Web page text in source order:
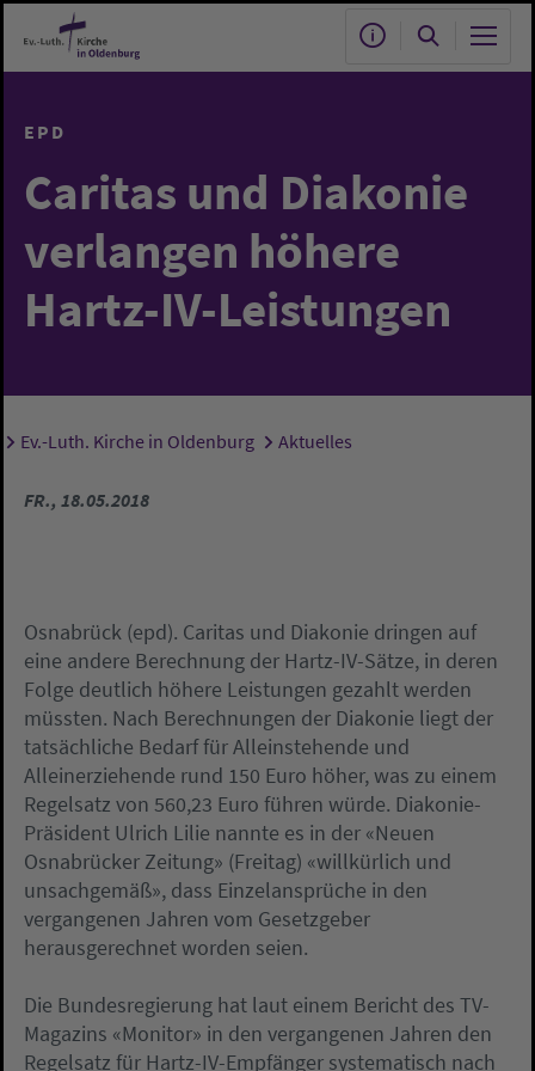
Zum Hauptinhalt springen
EPD
Caritas und Diakonie
verlangen höhere
Hartz-IV-Leistungen
Sie sind hier:
Ev.-Luth. Kirche in Oldenburg Aktuelles
FR., 18.05.2018
Osnabrück (epd). Caritas und Diakonie dringen auf
eine andere Berechnung der Hartz-IV-Sätze, in deren
Folge deutlich höhere Leistungen gezahlt werden
müssten. Nach Berechnungen der Diakonie liegt der
tatsächliche Bedarf für Alleinstehende und
Alleinerziehende rund 150 Euro höher, was zu einem
Regelsatz von 560,23 Euro führen würde. Diakonie-
Präsident Ulrich Lilie nannte es in der «Neuen
Osnabrücker Zeitung» (Freitag) «willkürlich und
unsachgemäß», dass Einzelansprüche in den
vergangenen Jahren vom Gesetzgeber
herausgerechnet worden seien.
Die Bundesregierung hat laut einem Bericht des TV-
Magazins «Monitor» in den vergangenen Jahren den
Regelsatz für Hartz-IV-Empfänger systematisch nach